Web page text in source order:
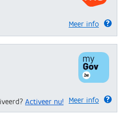
Meer info
Meer info
Activeer nu!